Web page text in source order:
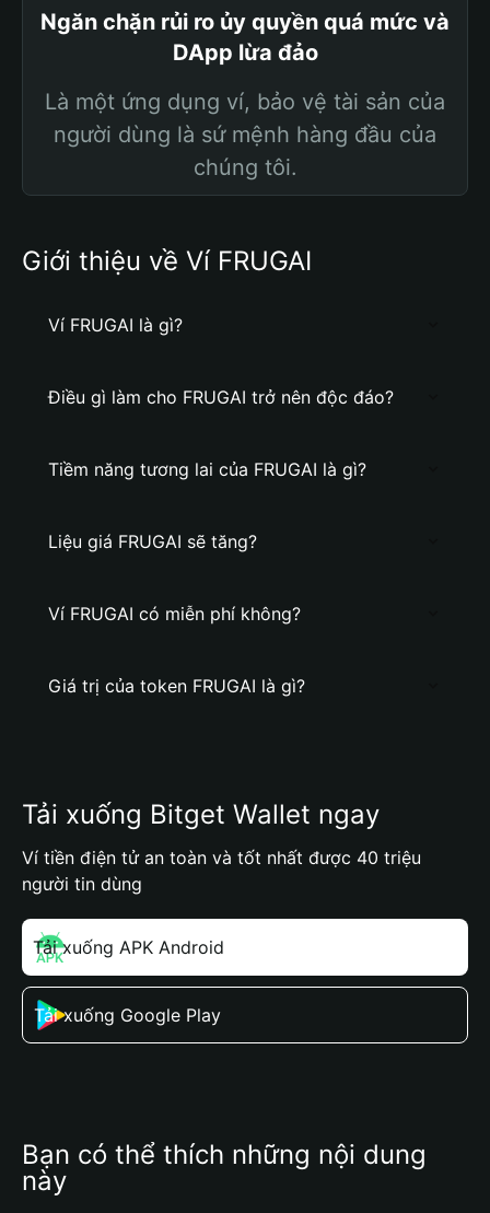
Ngăn chặn rủi ro ủy quyền quá mức và
DApp lừa đảo
Là một ứng dụng ví, bảo vệ tài sản của
người dùng là sứ mệnh hàng đầu của
chúng tôi.
Giới thiệu về Ví FRUGAI
Ví FRUGAI là gì?
Điều gì làm cho FRUGAI trở nên độc đáo?
Tiềm năng tương lai của FRUGAI là gì?
Liệu giá FRUGAI sẽ tăng?
Ví FRUGAI có miễn phí không?
Giá trị của token FRUGAI là gì?
Tải xuống Bitget Wallet ngay
Ví tiền điện tử an toàn và tốt nhất được 40 triệu
người tin dùng
Tải xuống APK Android
Tải xuống Google Play
Bạn có thể thích những nội dung
này